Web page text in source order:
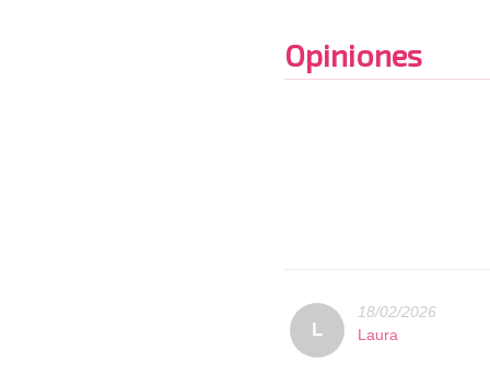
Opiniones
L
18/02/2026
Laura